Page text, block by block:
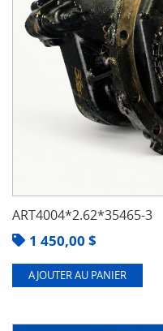
ART4004*2.62*35465-3
1 450,00 $
AJOUTER AU PANIER